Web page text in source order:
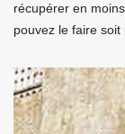
récupérer en
pouvez le faire soit